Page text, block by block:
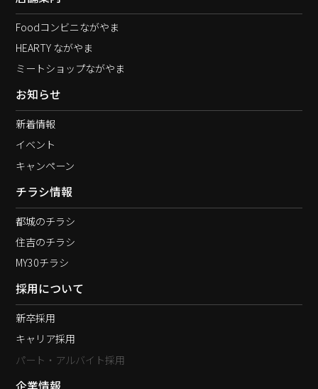
Foodコンビニながやま
HEARTY ながやま
ミートショップながやま
お知らせ
新着情報
イベント
キャンペーン
チラシ情報
都城のチラシ
住吉のチラシ
MY30チラシ
採用について
新卒採用
キャリア採用
パート・アルバイト採用
企業情報